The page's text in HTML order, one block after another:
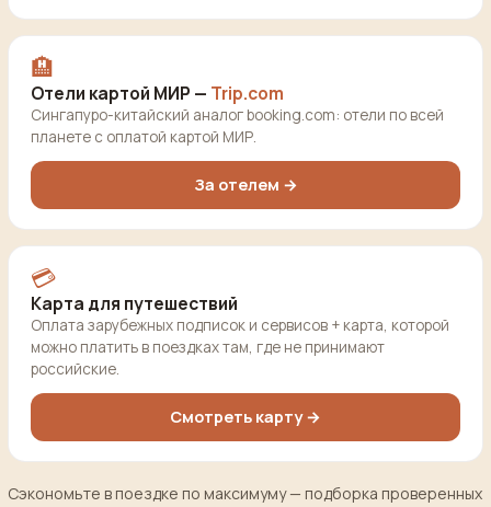
🏨
Отели картой МИР — Trip.com
Сингапуро-китайский аналог booking.com: отели по всей
планете с оплатой картой МИР.
За отелем →
💳
Карта для путешествий
Оплата зарубежных подписок и сервисов + карта, которой
можно платить в поездках там, где не принимают
российские.
Смотреть карту →
Сэкономьте в поездке по максимуму — подборка проверенных